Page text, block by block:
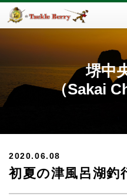
堺中
（Sakai
2020.06.08
初夏の津風呂湖釣